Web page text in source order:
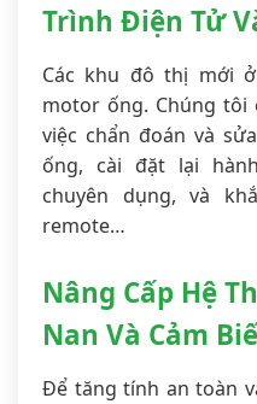
Trình Điện Tử
Các khu đô thị mới
motor ống. Chúng tôi
việc chẩn đoán và
ống, cài đặt lại
chuyên dụng, và
remote…
Nâng Cấp Hệ
Nan Và Cảm
Để tăng tính an toàn